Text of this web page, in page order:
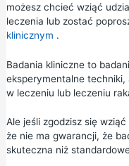
możesz chcieć wziąć
leczenia lub zostać
klinicznym .
Badania kliniczne to
eksperymentalne techniki,
w leczeniu lub leczeniu
Ale jeśli zgodzisz się
że nie ma gwarancji, że
skuteczna niż